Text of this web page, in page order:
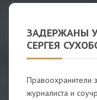
ЗАДЕРЖАНЫ
СЕРГЕЯ
Правоохранители
журналиста и